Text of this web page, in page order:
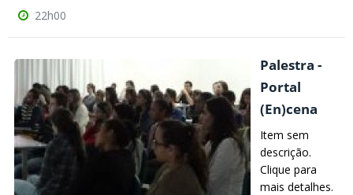
22h00
Palestra -
Portal
(En)cena
Item sem
descrição.
Clique para
mais detalhes.